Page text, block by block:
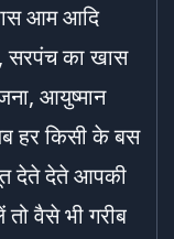
आम आदि
सरपंच का खास
आयुष्मान
हर किसी के बस
देते देते आपकी
वैसे भी गरीब